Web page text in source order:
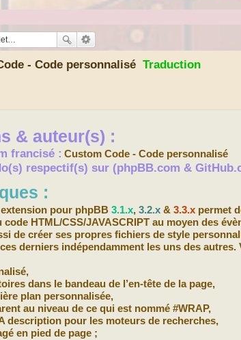
- Code personnalisé Traduction
& auteur(s) :
francisé : Custom Code - Code personnalisé
respectif(s) sur (phpBB.com &
:
extension pour phpBB3.1.x,3.2.x &3.3.x permet
HTML/CSS/JAVASCRIPT au moyen des
de créer ses propres fichiers de style
derniers indépendamment les uns des
dans le bandeau de l’en-tête de la page,
plan personnalisée,
au niveau de ce qui est nommé #WRAP,
description pour les moteurs de recherches,
en pied de page ;